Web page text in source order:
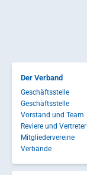
Der Verband
Geschäftsstelle
Geschäftsstelle
Vorstand und Team
Reviere und Vertreter
Mitgliedervereine
Verbände